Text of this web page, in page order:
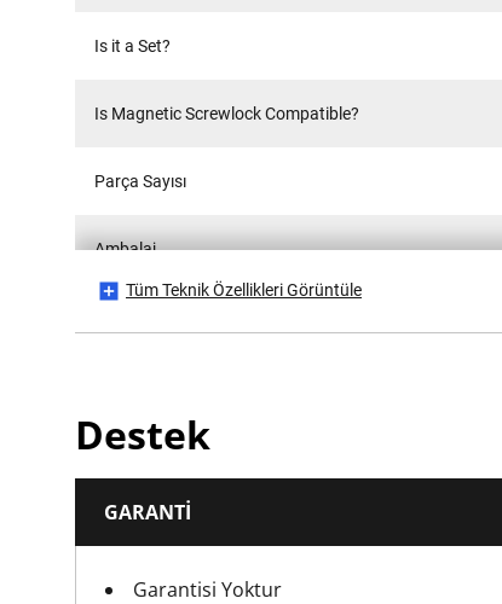
Is it a Set?
Is Magnetic Screwlock Compatible?
Parça Sayısı
Ambalaj
Ürün Uzunluğu [mm]
Ürün Genişliği [mm]
Standards / Norms
Tüm Teknik Özellikleri Görüntüle
Destek
GARANTI
Garantisi Yoktur